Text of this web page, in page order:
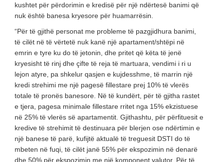
kushtet për përdorimin e kredisë për një ndërtesë banimi që
nuk është banesa kryesore për huamarrësin.
“Për të gjithë personat me probleme të pazgjidhura banimi,
të cilët në të vërtetë nuk kanë një apartament/shtëpi në
emrin e tyre ku do të jetonin, dhe pritet që këta të jenë
kryesisht të rinj dhe çifte të reja të martuara, vendimi i ri u
lejon atyre, pa shkelur qasjen e kujdesshme, të marrin një
kredi strehimi me një pagesë fillestare prej 10% të vlerës
totale të pronës banesore. Në të kundërt, për të gjitha rastet
e tjera, pagesa minimale fillestare rritet nga 15% ekzistuese
në 25% të vlerës së apartamentit. Gjithashtu, për përfituesit e
kredive të strehimit të destinuara për blerjen ose ndërtimin e
një banese të parë, kufijtë aktualë të treguesit DSTI do të
mbeten në fuqi, të cilët janë 55% për ekspozimin në denarë
dhe 50% për ekspozimin me një komponent valutor. Për të